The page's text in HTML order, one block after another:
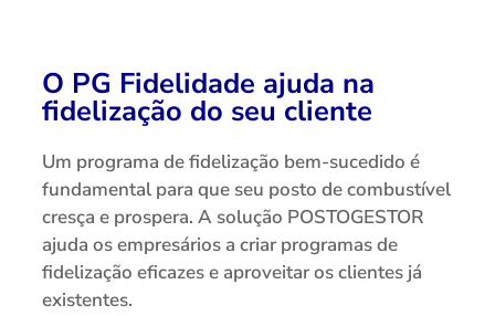
O PG Fidelidade ajuda na
fidelização do seu cliente
Um programa de fidelização bem-sucedido é
fundamental para que seu posto de combustível
cresça e prospera. A solução POSTOGESTOR
ajuda os empresários a criar programas de
fidelização eficazes e aproveitar os clientes já
existentes.